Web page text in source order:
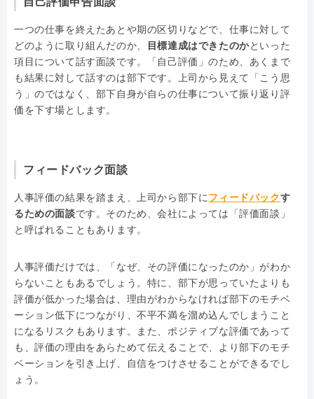
一つの仕事を終えたあとや期の区切りなどで、仕事に対して
どのように取り組んだのか、
目標達成はできたのかといった
項目について話す面談です。「自己評価」のため、あくまで
も結果に対して話すのは部下です。上司から見えて「こう思
う」のではなく、部下自身が自らの仕事について振り返り評
価を下す場とします。
フィードバック面談
人事評価の結果を踏まえ、上司から部下にフィードバック す
るための面談です。そのため、会社によっては「評価面談」
と呼ばれることもあります。
人事評価だけでは、「なぜ、その評価になったのか」がわか
らないこともあるでしょう。特に、部下が思っていたよりも
評価が低かった場合は、理由がわからなければ部下のモチベ
ーション低下につながり、不平不満を溜め込んでしまうこと
になるリスクもあります。また、ポジティブな評価であって
も、評価の理由をあらためて伝えることで、より部下のモチ
ベーションを引き上げ、自信をつけさせることができるでし
ょう。